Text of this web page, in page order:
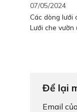
07/05/2024
Các dòng lưới
Lưới che vườn
Để lại
Email